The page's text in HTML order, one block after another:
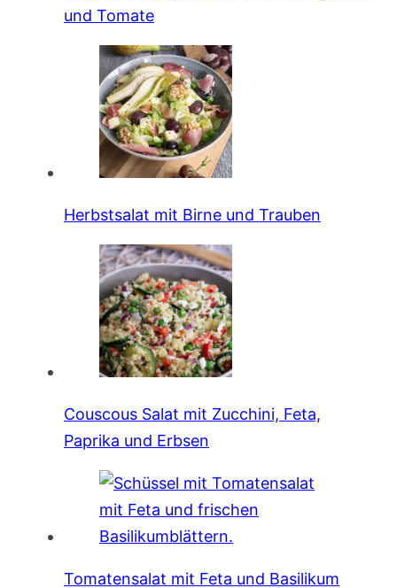
und Tomate
Herbstsalat mit Birne und Trauben
Couscous Salat mit Zucchini, Feta,
Paprika und Erbsen
Tomatensalat mit Feta und Basilikum